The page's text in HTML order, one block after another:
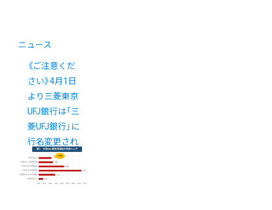
ニュース
《ご注意くだ
さい》4月1日
より三菱東京
UFJ銀行は「三
菱UFJ銀行」に
行名変更され
ました